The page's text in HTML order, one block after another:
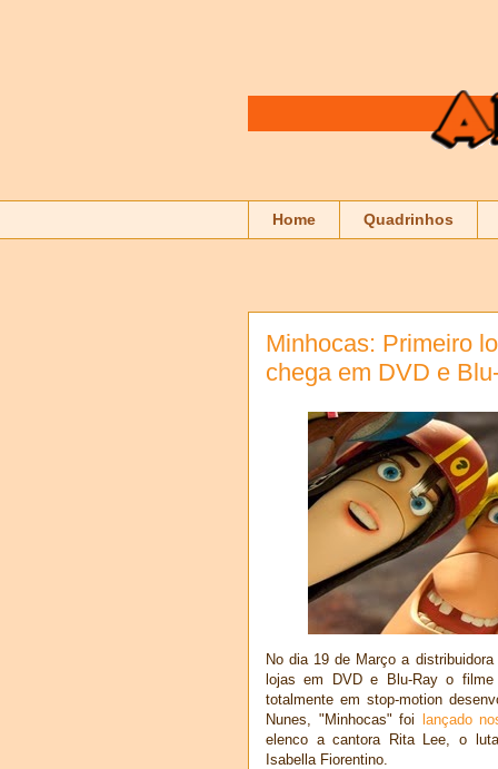
Home Quadrinhos
Minhocas: Primeiro
chega em DVD e
No dia 19 de Março a
lojas em DVD e Blu-Ray o filme
totalmente em stop-motion
Nunes, "Minhocas" foi
lançado
elenco a cantora Rita Lee, o
Isabella Fiorentino.